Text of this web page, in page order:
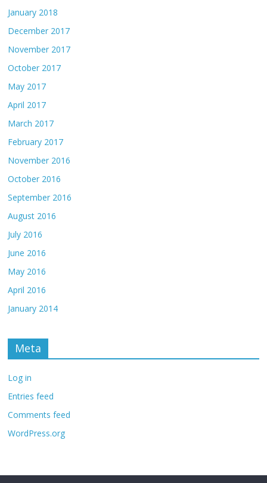
January 2018
December 2017
November 2017
October 2017
May 2017
April 2017
March 2017
February 2017
November 2016
October 2016
September 2016
August 2016
July 2016
June 2016
May 2016
April 2016
January 2014
Meta
Log in
Entries feed
Comments feed
WordPress.org